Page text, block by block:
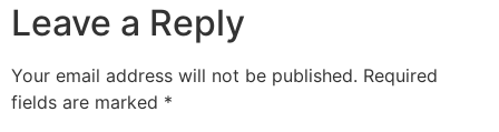
Leave a Reply
Your email address will not be published. Required
fields are marked *